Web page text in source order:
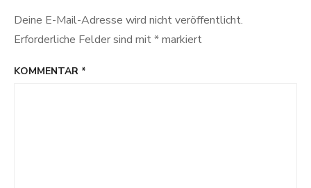
Deine E-Mail-Adresse wird nicht veröffentlicht.
Erforderliche Felder sind mit*markiert
KOMMENTAR *